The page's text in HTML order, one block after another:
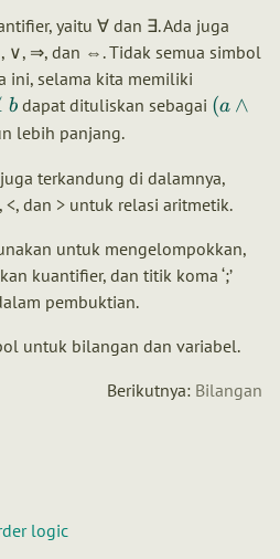
yaitu ∀ dan ∃. Ada juga
∨, ⇒, dan ⇔. Tidak semua simbol
ini, selama kita memiliki
bdapat dituliskan sebagai (a ∧
lebih panjang.
terkandung di dalamnya,
<, dan > untuk relasi aritmetik.
untuk mengelompokkan,
kuantifier, dan titik koma ‘;’
pembuktian.
untuk bilangan dan variabel.
Berikutnya: Bilangan
logic